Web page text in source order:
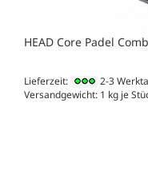
HEAD Core Padel
Lieferzeit: 2-3
Versandgewicht: 1 kg je